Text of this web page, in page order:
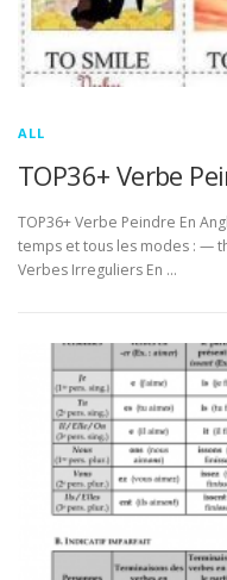
ALL
TOP36+ Verbe
TOP36+ Verbe Peindre En
temps et tous les modes : —
Verbes Irreguliers En …